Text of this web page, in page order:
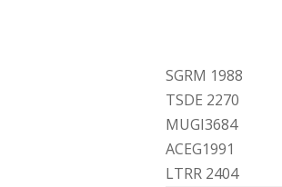
SGRM 1988
TSDE 2270
MUGI3684
ACEG1991
LTRR 2404